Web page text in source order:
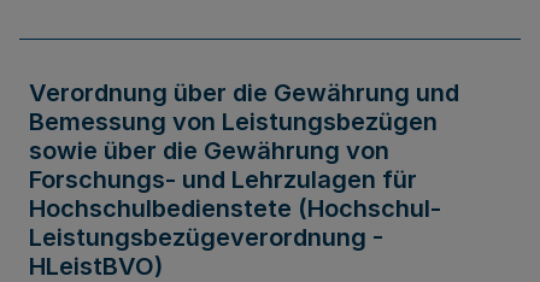
Verordnung über die Gewährung und
Bemessung von Leistungsbezügen
sowie über die Gewährung von
Forschungs- und Lehrzulagen für
Hochschulbedienstete (Hochschul-
Leistungsbezügeverordnung -
HLeistBVO)